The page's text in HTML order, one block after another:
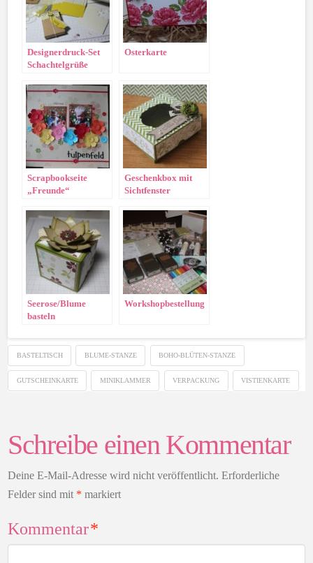
Designerdruck-Set
Schachtelgrüße
Osterkarte
Scrapbookseite
„Freunde“
Geschenkbox mit
Sichtfenster
Seerose/Blume
basteln
Workshopbestellung
BASTELTISCH BLUME-STANZE BOHO-BLÜTEN-STANZE
GUTSCHEINKARTE MINIKLAMMER VERPACKUNG VISTIENKARTE
Schreibe einen Kommentar
Deine E-Mail-Adresse wird nicht veröffentlicht. Erforderliche
Felder sind mit * markiert
Kommentar*